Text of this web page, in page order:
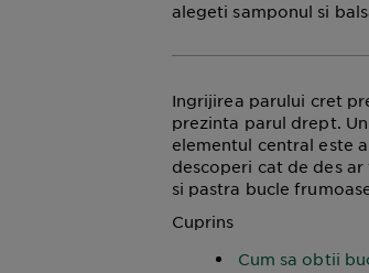
alegeti samponul si
Ingrijirea parului cret
prezinta parul drept.
elementul central este
descoperi cat de des
si pastra bucle
Cuprins
Cum sa obtii